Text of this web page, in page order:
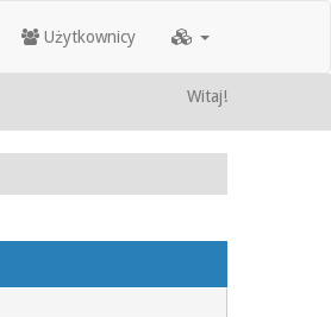
Użytkownicy
Witaj!